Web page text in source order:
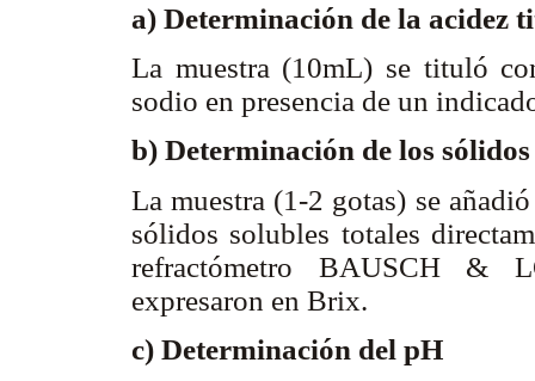
a) Determinación de la acidez
La muestra (10mL) se tituló
sodio en presencia de un
b) Determinación de los
La muestra (1-2 gotas) se
sólidos solubles totales
refractómetro BAUSCH &
expresaron en Brix.
c) Determinación del pH